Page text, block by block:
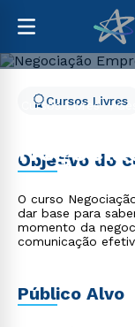
Cursos Livres
Cursos Livres
Objetivo do
O curso
dar base para
momento da
comunicação
Público Alvo